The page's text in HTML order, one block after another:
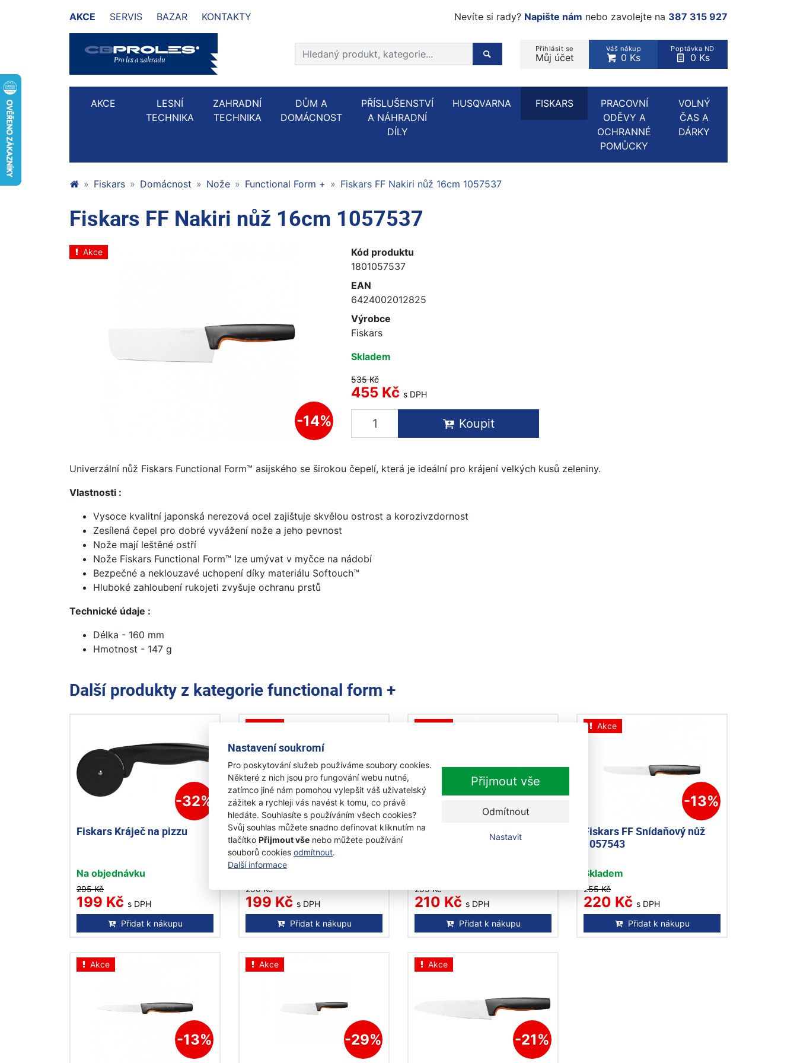
Nastavení soukromí
Pro poskytování služeb používáme soubory cookies.
Některé z nich jsou pro fungování webu nutné,
zatímco jiné nám pomohou vylepšit váš uživatelský
zážitek a rychleji vás navést k tomu, co právě
hledáte. Souhlasíte s používáním všech cookies?
Svůj souhlas můžete snadno definovat kliknutím na
tlačítko Přijmout vše nebo můžete používání
souborů cookies odmítnout.
Další informace
Přijmout vše
Odmítnout
Nastavit
AKCE SERVIS BAZAR KONTAKTY Nevíte si rady? Napište nám nebo zavolejte na 387 315 927
Přihlásit se
Můj účet
Váš nákup
0 Ks
Poptávka ND
0 Ks
Prohledat web
Hledaný produkt, kategorie...
AKCE
LESNÍ
TECHNIKA
ZAHRADNÍ
TECHNIKA
DŮM A
DOMÁCNOST
PŘÍSLUŠENSTVÍ
A NÁHRADNÍ
DÍLY
HUSQVARNA FISKARS
PRACOVNÍ
ODĚVY A
OCHRANNÉ
POMŮCKY
VOLNÝ
ČAS A
DÁRKY
Fiskars Domácnost Nože Functional Form + Fiskars FF Nakiri nůž 16cm 1057537
Fiskars FF Nakiri nůž 16cm 1057537
Akce
-14%
Kód produktu
1801057537
EAN
6424002012825
Výrobce
Fiskars
Skladem
535 Kč
455 Kč s DPH
Koupit
Univerzální nůž Fiskars Functional Form™ asijského se širokou čepelí, která je ideální pro krájení velkých kusů zeleniny.
Vlastnosti :
Vysoce kvalitní japonská nerezová ocel zajištuje skvělou ostrost a korozivzdornost
Zesílená čepel pro dobré vyvážení nože a jeho pevnost
Nože mají leštěné ostří
Nože Fiskars Functional Form™ lze umývat v myčce na nádobí
Bezpečné a neklouzavé uchopení díky materiálu Softouch™
Hluboké zahloubení rukojeti zvyšuje ochranu prstů
Technické údaje :
Délka - 160 mm
Hmotnost - 147 g
Další produkty z kategoriefunctional form +
-32%
Fiskars Kráječ na pizzu
Na objednávku
295 Kč
199 Kč s DPH
Přidat k nákupu
Akce
-20%
Fiskars FF Loupací nůž se
zahnutou čepelí 1057545
Skladem
250 Kč
199 Kč s DPH
Přidat k nákupu
Akce
-17%
Fiskars FF FF Loupací nůž s
rovnou čepelí 8 cm 1057544
255 Kč
210 Kč s DPH
Přidat k nákupu
Akce
-13%
Fiskars FF Snídaňový nůž
1057543
Skladem
255 Kč
220 Kč s DPH
Přidat k nákupu
Akce
-13%
Akce
-29%
Akce
-21%